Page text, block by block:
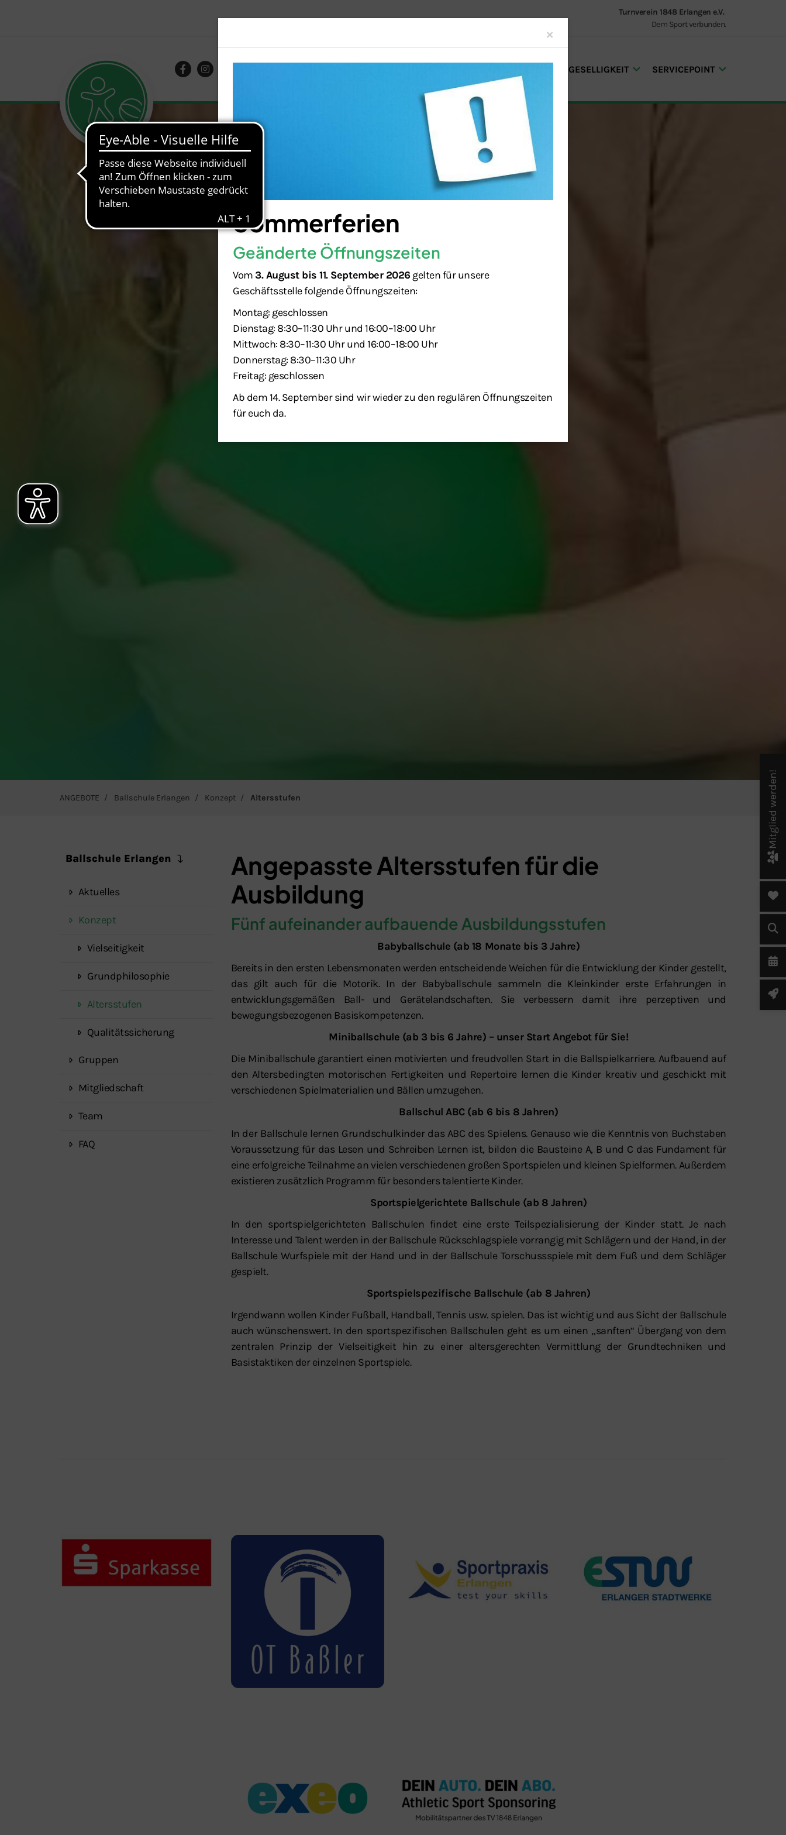
Turnverein 1848 Erlangen e.V.
Dem Sport verbunden.
VERANSTALTUNGEN UND GESELLIGKEIT SERVICEPOINT
ANGEBOTE Ballschule Erlangen Konzept Altersstufen
Angepasste Altersstufen für die
Ausbildung
Fünf aufeinander aufbauende Ausbildungsstufen
Babyballschule (ab 18 Monate bis 3 Jahre)
Bereits in den ersten Lebensmonaten werden entscheidende Weichen für die Entwicklung der Kinder gestellt,
das gilt auch für die Motorik. In der Babyballschule sammeln die Kleinkinder erste Erfahrungen in
entwicklungsgemäßen Ball- und Gerätelandschaften. Sie verbessern damit ihre perzeptiven und
bewegungsbezogenen Basiskompetenzen.
Miniballschule (ab 3 bis 6 Jahre) – unser Start Angebot für Sie!
Die Miniballschule garantiert einen motivierten und freudvollen Start in die Ballspielkarriere. Aufbauend auf
den Altersbedingten motorischen Fertigkeiten und Repertoire lernen die Kinder kreativ und geschickt mit
verschiedenen Spielmaterialien und Bällen umzugehen.
Ballschul ABC (ab 6 bis 8 Jahren)
In der Ballschule lernen Grundschulkinder das ABC des Spielens. Genauso wie die Kenntnis von Buchstaben
Voraussetzung für das Lesen und Schreiben Lernen ist, bilden die Bausteine A, B und C das Fundament für
eine erfolgreiche Teilnahme an vielen verschiedenen großen Sportspielen und kleinen Spielformen. Außerdem
existieren zusätzlich Programm für besonders talentierte Kinder.
Sportspielgerichtete Ballschule (ab 8 Jahren)
In den sportspielgerichteten Ballschulen findet eine erste Teilspezialisierung der Kinder statt. Je nach
Interesse und Talent werden in der Ballschule Rückschlagspiele vorrangig mit Schlägern und der Hand, in der
Ballschule Wurfspiele mit der Hand und in der Ballschule Torschussspiele mit dem Fuß und dem Schläger
gespielt.
Sportspielspezifische Ballschule (ab 8 Jahren)
Irgendwann wollen Kinder Fußball, Handball, Tennis usw. spielen. Das ist wichtig und aus Sicht der Ballschule
auch wünschenswert. In den sportspezifischen Ballschulen geht es um einen „sanften“ Übergang von dem
zentralen Prinzip der Vielseitigkeit hin zu einer altersgerechten Vermittlung der Grundtechniken und
Basistaktiken der einzelnen Sportspiele.
Ballschule Erlangen
Aktuelles
Konzept
Vielseitigkeit
Grundphilosophie
Altersstufen
Qualitätssicherung
Gruppen
Mitgliedschaft
Team
FAQ
Mitglied werden!
×
Sommerferien
Geänderte Öffnungszeiten
Vom3. August bis 11. September 2026 gelten für unsere
Geschäftsstelle folgende Öffnungszeiten:
Montag: geschlossen
Dienstag: 8:30–11:30 Uhr und 16:00–18:00 Uhr
Mittwoch: 8:30–11:30 Uhr und 16:00–18:00 Uhr
Donnerstag: 8:30–11:30 Uhr
Freitag: geschlossen
Ab dem 14. September sind wir wieder zu den regulären Öffnungszeiten
für euch da.